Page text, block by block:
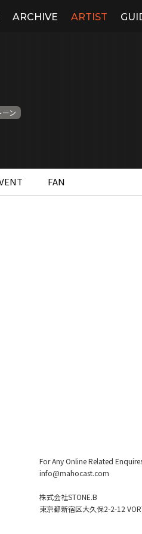
ARCHIVE ARTIST
ーン
FAN
For Any Online Related
info@mahocast.com
株式会社STONE.B
東京都新宿区大久保2-2-12